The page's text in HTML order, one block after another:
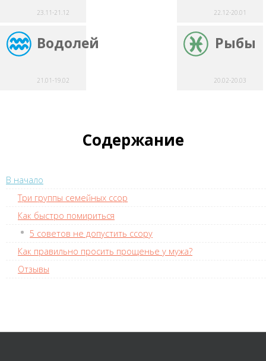
23.11-21.12 22.12-20.01
Водолей
21.01-19.02
Рыбы
20.02-20.03
Содержание
В начало
Три группы семейных ссор
Как быстро помириться
5 советов не допустить ссору
Как правильно просить прощенье у мужа?
Отзывы